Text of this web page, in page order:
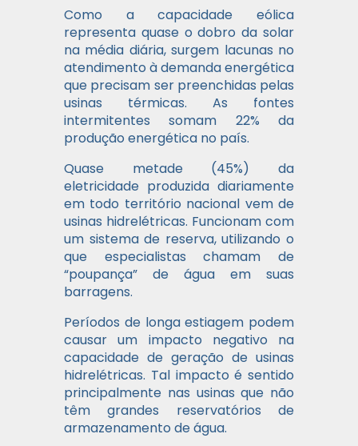
Como a capacidade eólica
representa quase o dobro da solar
na média diária, surgem lacunas no
atendimento à demanda energética
que precisam ser preenchidas pelas
usinas térmicas. As fontes
intermitentes somam 22% da
produção energética no país.
Quase metade (45%) da
eletricidade produzida diariamente
em todo território nacional vem de
usinas hidrelétricas. Funcionam com
um sistema de reserva, utilizando o
que especialistas chamam de
“poupança” de água em suas
barragens.
Períodos de longa estiagem podem
causar um impacto negativo na
capacidade de geração de usinas
hidrelétricas. Tal impacto é sentido
principalmente nas usinas que não
têm grandes reservatórios de
armazenamento de água.